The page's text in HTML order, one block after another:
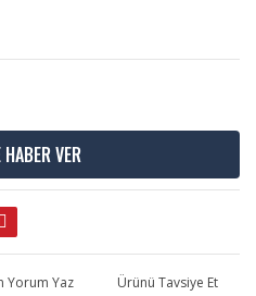
HABER VER
Yorum Yaz Ürünü Tavsiye Et